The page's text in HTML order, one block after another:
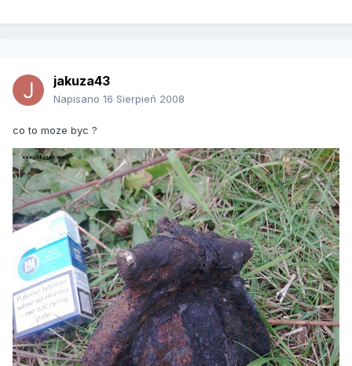
jakuza43
Napisano 16 Sierpień 2008
co to moze byc ?